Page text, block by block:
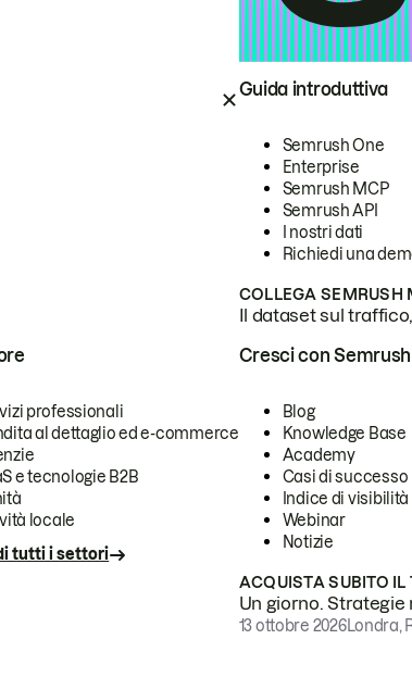
Guida introduttiva
Semrush One
Enterprise
Semrush MCP
Semrush API
I nostri dati
Richiedi una
COLLEGA SEMRUSH
Il dataset sul
professionali
al dettaglio ed e-commerce
e tecnologie B2B
locale
tutti i settori
Cresci con Semrush
Blog
Knowledge Base
Academy
Casi di successo
Indice di visibilità
Webinar
Notizie
ACQUISTA SUBITO IL
Un giorno.
13 ottobre 2026Londra,